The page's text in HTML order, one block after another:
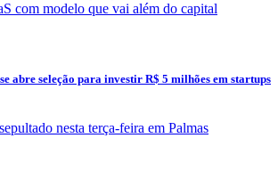
abre seleção para investir R$ 5 milhões em startups